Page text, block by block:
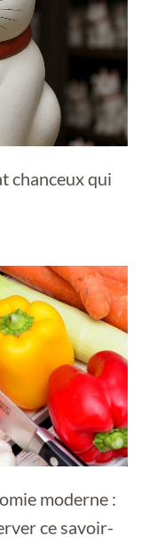
chanceux qui
moderne :
ce savoir-